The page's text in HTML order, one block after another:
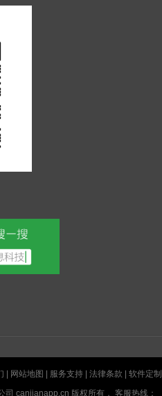
网站地图 服务支持 法律条款
软件定制
canjianapp.cn 版权所有， 客服热线：